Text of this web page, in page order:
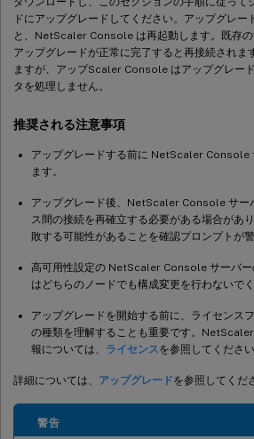
ドにアップグレードしてください。アップグレー
と、NetScaler Console は再起動します。既存の
アップグレードが正常に完了すると再接続されま
ますが、アップScaler Console はアップグレー
タを処理しません。
推奨される注意事項
アップグレードする前に NetScaler Console
ます。
アップグレード後、NetScaler Console サー
ス間の接続を再確立する必要がある場合があ
敗する可能性があることを確認プロンプトが警
高可用性設定の NetScaler Console サーバー
はどちらのノードでも構成変更を行わないでく
アップグレードを開始する前に、ライセンス
の種類を理解することも重要です。
報については、 ライセンスを参照してください
詳細については、 アップグレードを参照してくだ
警告